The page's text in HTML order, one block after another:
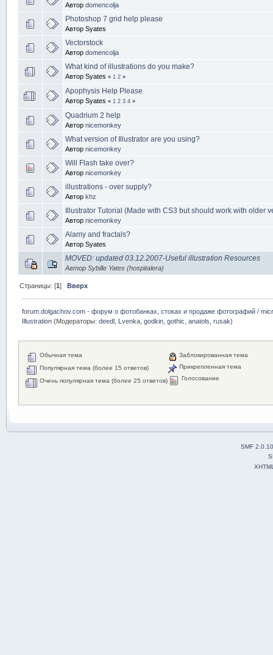
Автор domencolja
Photoshop 7 grid help please
Автор Syates
Vectorstock
Автор domencolja
What kind of illustrations do you make?
Автор Syates « 1 2»
Apophysis Help Please
Автор Syates « 1 2 3 4»
Quadrium 2 help
Автор nicemonkey
What version of Illustrator are you using?
Автор nicemonkey
Will Flash take over?
Автор nicemonkey
illustrations - over supply?
Автор khz
Illustrator Tutorial (Made with CS3 but should work with older
Автор nicemonkey
Alamy and fractals?
Автор Syates
MOVED: updated 03.12.2007-Useful illustration Resources
Автор Sybille Yates (hospitalera)
Страницы: [1]Вверх
forum.dolgachov.com - форум о фотобанках, стоках и продаже фотографий /
Illustration (Модераторы:deedl Lvenka ,godkin ,gothic ,anatols ,rusak)
Обычная тема
Популярная тема (более 15 ответов)
Очень популярная тема (более 25 ответов)
Заблокированная тема
Прикрепленная тема
Голосование
SMF